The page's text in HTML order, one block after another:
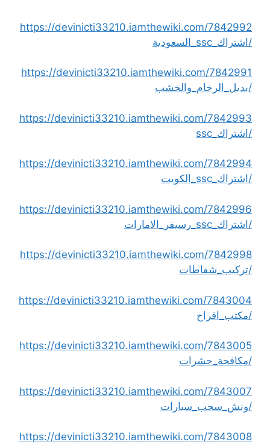
https://devinicti33210.iamthewiki.com/7842992
/اشتراك_ssc_السعودية
https://devinicti33210.iamthewiki.com/7842991
/بديل_الرخام_والخشب
https://devinicti33210.iamthewiki.com/7842993
/اشتراك_ssc
https://devinicti33210.iamthewiki.com/7842994
/اشتراك_ssc_الكويت
https://devinicti33210.iamthewiki.com/7842996
/اشتراك_ssc_رسيفر_الامارات
https://devinicti33210.iamthewiki.com/7842998
/تركيب_شفاطات
https://devinicti33210.iamthewiki.com/7843004
/مكتب_افراح
https://devinicti33210.iamthewiki.com/7843005
/مكافحة_حشرات
https://devinicti33210.iamthewiki.com/7843007
/ونش_سحب_سيارات
https://devinicti33210.iamthewiki.com/7843008